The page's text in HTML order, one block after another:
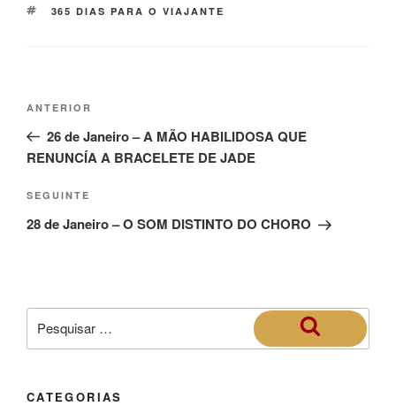
365 DIAS PARA O VIAJANTE
ANTERIOR
26 de Janeiro – A MÃO HABILIDOSA QUE
RENUNCÍA A BRACELETE DE JADE
SEGUINTE
28 de Janeiro – O SOM DISTINTO DO CHORO
CATEGORIAS